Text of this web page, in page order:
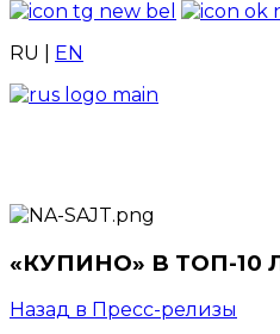
RU EN
«КУПИНО» В ТОП-
Назад в Пресс-релизы